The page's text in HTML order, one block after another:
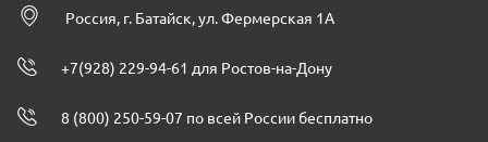
Россия, г. Батайск, ул. Фермерская 1А
+7(928) 229-94-61 для Ростов-на-Дону
8 (800) 250-59-07 по всей России бесплатно